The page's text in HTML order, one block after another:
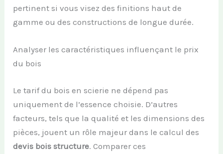
pertinent si vous visez des finitions haut de
gamme ou des constructions de longue durée.
Analyser les caractéristiques influençant le prix
du bois
Le tarif du bois en scierie ne dépend pas
uniquement de l’essence choisie. D’autres
facteurs, tels que la qualité et les dimensions des
pièces, jouent un rôle majeur dans le calcul des
devis bois structure. Comparer ces